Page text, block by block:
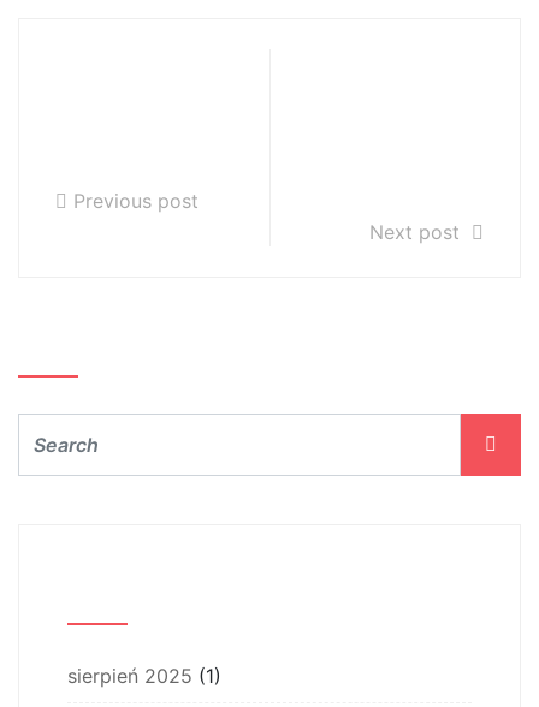
Previous post
Next post
sierpień 2025 (1)